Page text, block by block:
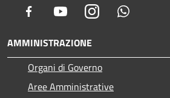
Facebook YoutubeInstagram
AMMINISTRAZIONE
Organi di Governo
Aree Amministrative